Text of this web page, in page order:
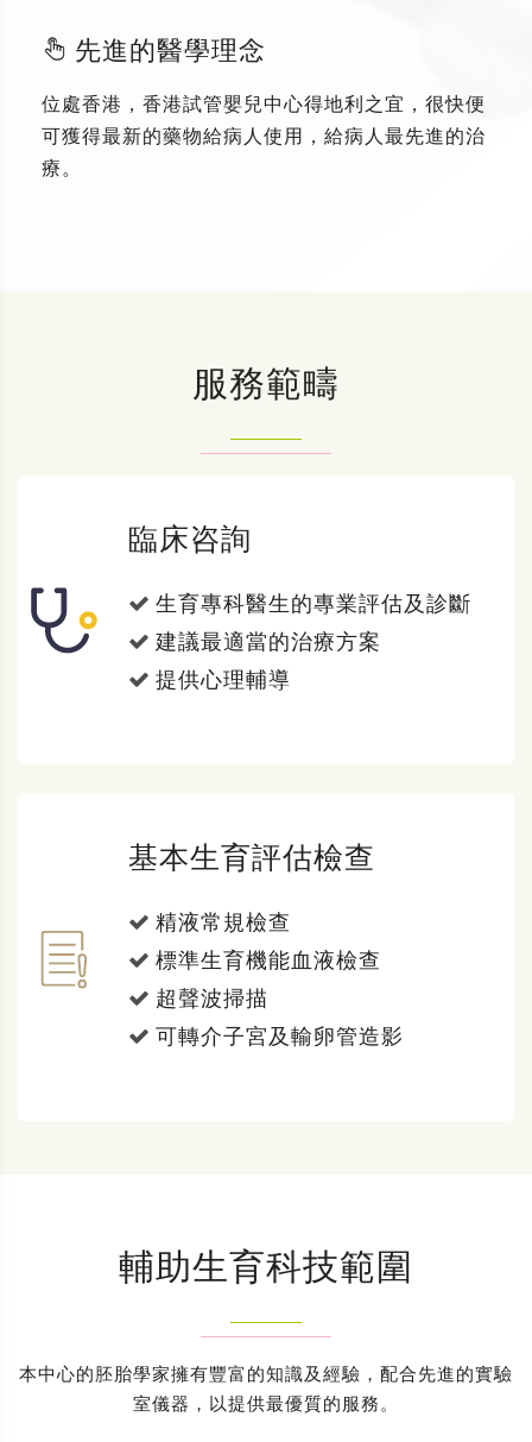
先進的醫學理念
位處香港，香港試管嬰兒中心得地利之宜，很快便
可獲得最新的藥物給病人使用，給病人最先進的治
療。
服務範疇
臨床咨詢
生育專科醫生的專業評估及診斷
建議最適當的治療方案
提供心理輔導
基本生育評估檢查
精液常規檢查
標準生育機能血液檢查
超聲波掃描
可轉介子宮及輸卵管造影
輔助生育科技範圍
本中心的胚胎學家擁有豐富的知識及經驗，配合先進的實驗
室儀器，以提供最優質的服務。